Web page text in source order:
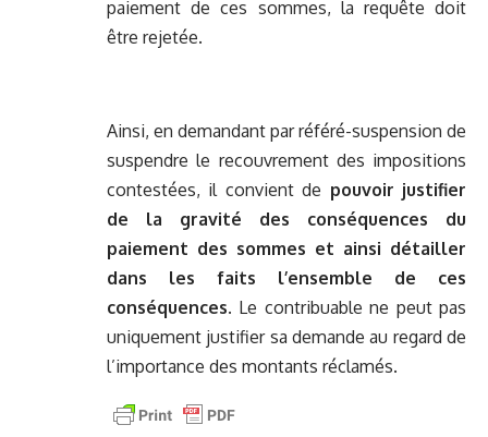
paiement de ces sommes, la requête doit
être rejetée.
Ainsi, en demandant par référé-suspension de
suspendre le recouvrement des impositions
contestées, il convient de pouvoir justifier
de la gravité des conséquences du
paiement des sommes et ainsi détailler
dans les faits l’ensemble de ces
conséquences. Le contribuable ne peut pas
uniquement justifier sa demande au regard de
l’importance des montants réclamés.